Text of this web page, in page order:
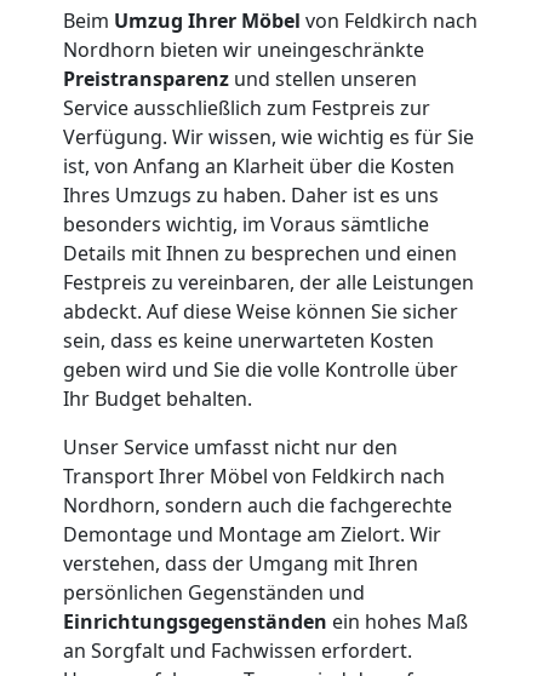
Beim Umzug Ihrer Möbel von Feldkirch nach
Nordhorn bieten wir uneingeschränkte
Preistransparenz und stellen unseren
Service ausschließlich zum Festpreis zur
Verfügung. Wir wissen, wie wichtig es für Sie
ist, von Anfang an Klarheit über die Kosten
Ihres Umzugs zu haben. Daher ist es uns
besonders wichtig, im Voraus sämtliche
Details mit Ihnen zu besprechen und einen
Festpreis zu vereinbaren, der alle Leistungen
abdeckt. Auf diese Weise können Sie sicher
sein, dass es keine unerwarteten Kosten
geben wird und Sie die volle Kontrolle über
Ihr Budget behalten.
Unser Service umfasst nicht nur den
Transport Ihrer Möbel von Feldkirch nach
Nordhorn, sondern auch die fachgerechte
Demontage und Montage am Zielort. Wir
verstehen, dass der Umgang mit Ihren
persönlichen Gegenständen und
Einrichtungsgegenständen ein hohes Maß
an Sorgfalt und Fachwissen erfordert.
Feldkirch
Tragehilfe
Feldkirch
Kleiner
Umzug
Feldkirch
Küchenumzug
Feldkirch
Umzug